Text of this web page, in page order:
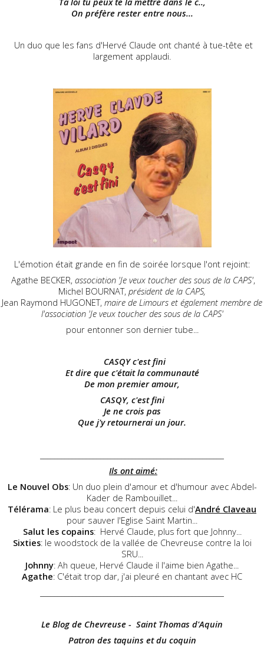
On préfère rester entre nous...
Un duo que les fans d'Hervé Claude ont chanté à tue-tête et
largement applaudi.
L'émotion était grande en fin de soirée lorsque l'ont rejoint:
Agathe BECKER, association 'Je veux toucher des sous de la CAPS',
Michel BOURNAT, président de la CAPS,
Jean Raymond HUGONET, maire de Limours et également membre de
l'association 'Je veux toucher des sous de la CAPS'
pour entonner son dernier tube...
CASQY c'est fini
Et dire que c'était la communauté
De mon premier amour,
CASQY, c'est fini
Je ne crois pas
Que j'y retournerai un jour.
Ils ont aimé:
Le Nouvel Obs: Un duo plein d'amour et d'humour avec Abdel-
Kader de Rambouillet...
Télérama: Le plus beau concert depuis celui d'André Claveau
pour sauver l'Eglise Saint Martin...
Salut les copains: Hervé Claude, plus fort que Johnny...
Sixties: le woodstock de la vallée de Chevreuse contre la loi
SRU...
Johnny: Ah queue, Hervé Claude il l'aime bien Agathe...
Agathe: C'était trop dar, j'ai pleuré en chantant avec HC
Le Blog de Chevreuse - Saint Thomas d'Aquin
Patron des taquins et du coquin